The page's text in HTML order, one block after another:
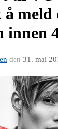
å meld
innen
den 31. mai